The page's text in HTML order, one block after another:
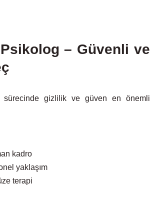
Psikolog – Güvenli ve
sürecinde gizlilik ve güven en önemli
kadro
yaklaşım
terapi